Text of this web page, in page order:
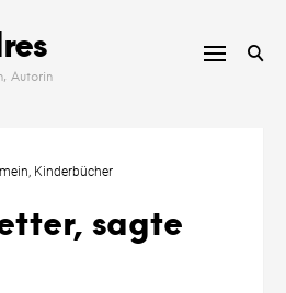
Autorin
Kinderbücher
sagte